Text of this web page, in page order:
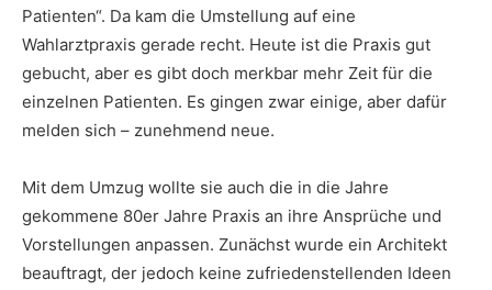
Patienten“. Da kam die Umstellung auf eine
Wahlarztpraxis gerade recht. Heute ist die Praxis gut
gebucht, aber es gibt doch merkbar mehr Zeit für die
einzelnen Patienten. Es gingen zwar einige, aber dafür
melden sich – zunehmend neue.
Mit dem Umzug wollte sie auch die in die Jahre
gekommene 80er Jahre Praxis an ihre Ansprüche und
Vorstellungen anpassen. Zunächst wurde ein Architekt
beauftragt, der jedoch keine zufriedenstellenden Ideen